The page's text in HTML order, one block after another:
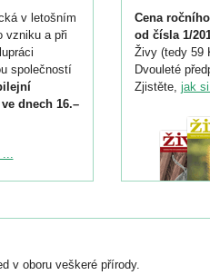
v letošním
vzniku a při
společností
dnech 16.–
září.
nebo
...
Cena
od čísla 1/
Živy (tedy 59
Dvouleté
Zjistěte, jak
v oboru veškeré přírody.